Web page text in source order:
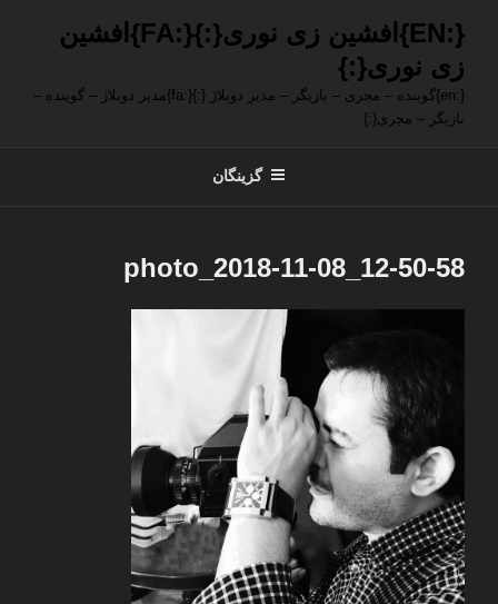
محتوا
{:EN}افشین زی نوری{:}{:FA}افشین
زی نوری{:}
{:en}گوینده – مجری – بازیگر – مدیر دوبلاژ {:}{:fa}مدیر دوبلاژ – گوینده –
بازیگر – مجری{:}
گزینگان
photo_2018-11-08_12-50-58